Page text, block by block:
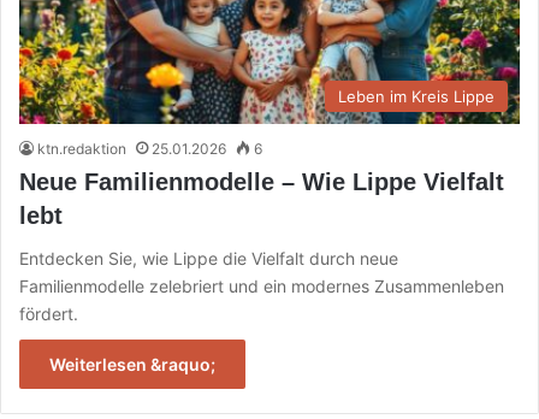
Leben im Kreis Lippe
ktn.redaktion 25.01.2026 6
Neue Familienmodelle – Wie Lippe Vielfalt
lebt
Entdecken Sie, wie Lippe die Vielfalt durch neue
Familienmodelle zelebriert und ein modernes Zusammenleben
fördert.
Weiterlesen &raquo;